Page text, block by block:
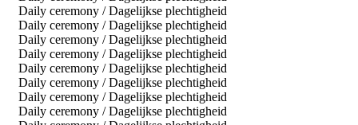
Daily ceremony / Dagelijkse plechtigheid
Daily ceremony / Dagelijkse plechtigheid
Daily ceremony / Dagelijkse plechtigheid
Daily ceremony / Dagelijkse plechtigheid
Daily ceremony / Dagelijkse plechtigheid
Daily ceremony / Dagelijkse plechtigheid
Daily ceremony / Dagelijkse plechtigheid
Daily ceremony / Dagelijkse plechtigheid